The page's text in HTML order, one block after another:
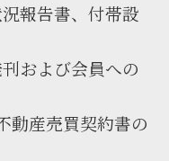
況報告書、付帯設
および会員への
動産売買契約書の